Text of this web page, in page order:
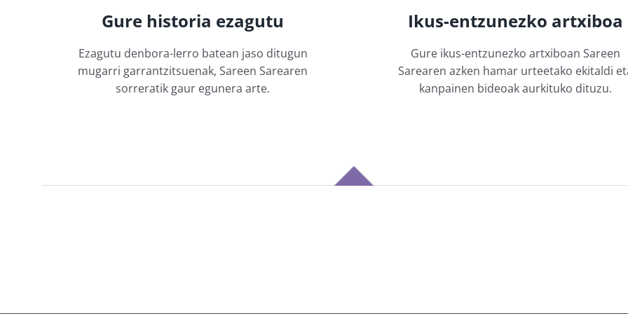
Gure historia ezagutu
Ezagutu denbora-lerro batean jaso ditugun
mugarri garrantzitsuenak, Sareen Sarearen
sorreratik gaur egunera arte.
Ikus-entzunezko artxiboa
Gure ikus-entzunezko artxiboan Sareen
Sarearen azken hamar urteetako ekitaldi
kanpainen bideoak aurkituko dituzu.